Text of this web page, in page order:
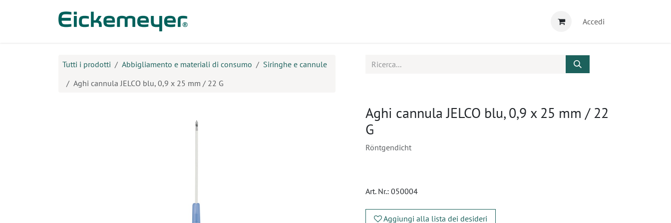
Accedi
Tutti i prodotti Abbigliamento e materiali di consumo
Siringhe e cannule
Aghi cannula JELCO blu, 0,9 x 25 mm / 22 G
Aghi cannula JELCO blu, 0,9 x 25 mm / 22
G
Röntgendicht
Art. Nr.: 050004
Aggiungi alla lista dei desideri